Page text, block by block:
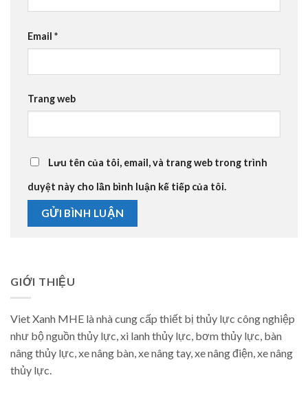
Email *
Trang web
Lưu tên của tôi, email, và trang web trong trình
duyệt này cho lần bình luận kế tiếp của tôi.
GIỚI THIỆU
Viet Xanh MHE là nhà cung cấp thiết bị thủy lực công nghiệp
như bộ nguồn thủy lực, xi lanh thủy lực, bơm thủy lực, bàn
nâng thủy lực, xe nâng bàn, xe nâng tay, xe nâng điện, xe nâng
thủy lực.